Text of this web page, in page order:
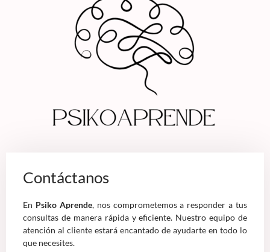
Contáctanos
En Psiko Aprende, nos comprometemos a responder a tus
consultas de manera rápida y eficiente. Nuestro equipo de
atención al cliente estará encantado de ayudarte en todo lo
que necesites.